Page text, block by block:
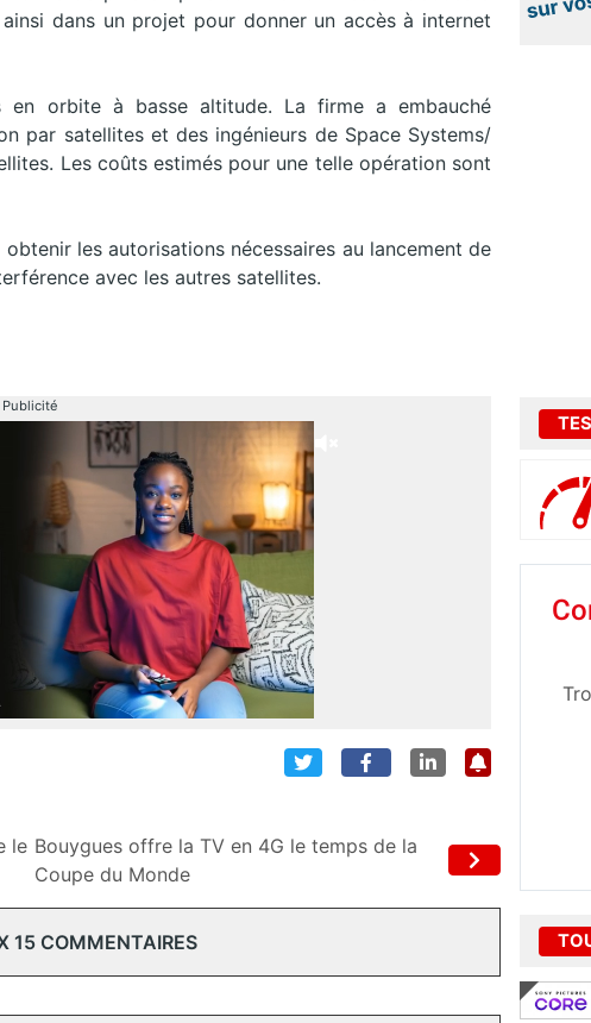
dans un projet pour donner un accès à internet
en orbite à basse altitude. La firme a embauché
par satellites et des ingénieurs de Space Systems/
Les coûts estimés pour une telle opération sont
les autorisations nécessaires au lancement de
avec les autres satellites.
Publicité
le Bouygues offre la TV en 4G le temps de la
Coupe du Monde
15 COMMENTAIRES